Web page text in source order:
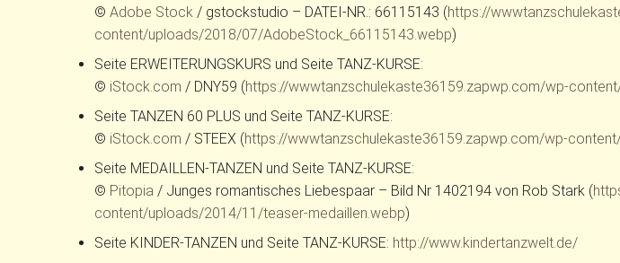
© Adobe Stock/ gstockstudio – DATEI-NR.: 66115143 (https://
content/uploads/2018/07/AdobeStock_66115143.webp)
Seite ERWEITERUNGSKURS und Seite TANZ-KURSE:
© iStock.com / DNY59 (https://wwwtanzschulekaste36159.zapwp.com/wp-
Seite TANZEN 60 PLUS und Seite TANZ-KURSE:
© iStock.com / STEEX (https://wwwtanzschulekaste36159.zapwp.com/wp-
Seite MEDAILLEN-TANZEN und Seite TANZ-KURSE:
© Pitopia / Junges romantisches Liebespaar – Bild Nr 1402194 von Rob Stark (
content/uploads/2014/11/teaser-medaillen.webp)
Seite KINDER-TANZEN und Seite TANZ-KURSE: http://www.kindertanzwelt.de/